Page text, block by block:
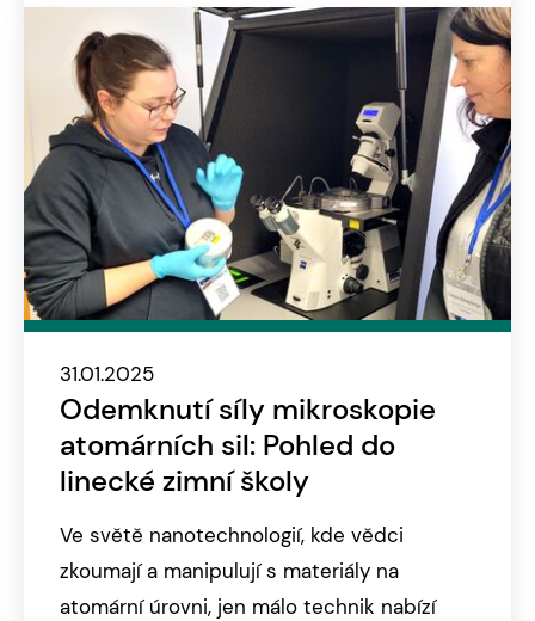
31.01.2025
Odemknutí síly mikroskopie
atomárních sil: Pohled do
linecké zimní školy
Ve světě nanotechnologií, kde vědci
zkoumají a manipulují s materiály na
atomární úrovni, jen málo technik nabízí